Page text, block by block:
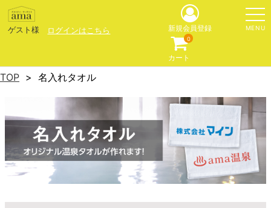
ゲスト様 ログインはこちら MENU
新規会員登録
カート
0
TOP 名入れタオル